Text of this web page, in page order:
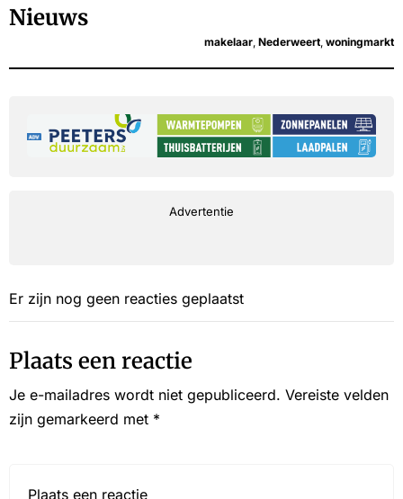
Nieuws
makelaar Nederweert woningmarkt
Advertentie
Er zijn nog geen reacties geplaatst
Plaats een reactie
Je e-mailadres wordt niet gepubliceerd. Vereiste velden
zijn gemarkeerd met *